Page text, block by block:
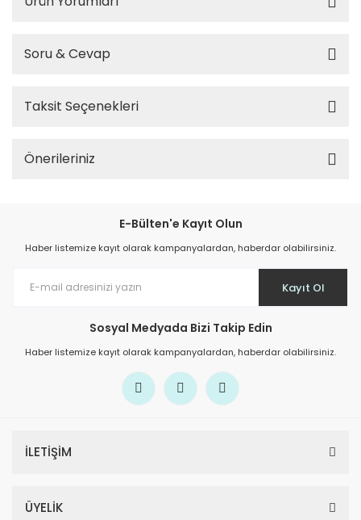
Soru & Cevap
Taksit Seçenekleri
Önerileriniz
E-Bülten'e Kayıt Olun
Haber listemize kayıt olarak kampanyalardan, haberdar olabilirsiniz.
Kayıt Ol
Sosyal Medyada Bizi Takip Edin
Haber listemize kayıt olarak kampanyalardan, haberdar olabilirsiniz.
İLETİŞİM
ÜYELİK